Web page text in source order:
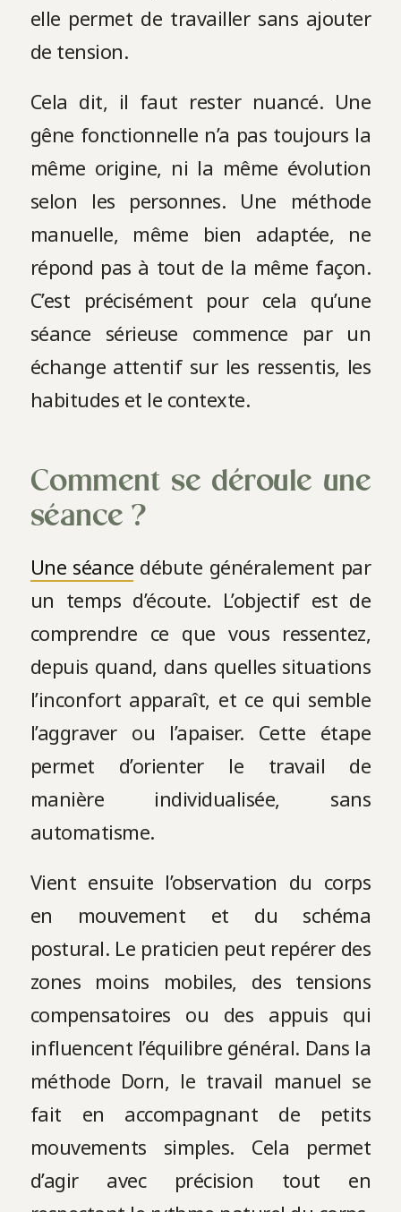
elle permet de travailler sans ajouter
de tension.
Cela dit, il faut rester nuancé. Une
gêne fonctionnelle n’a pas toujours la
même origine, ni la même évolution
selon les personnes. Une méthode
manuelle, même bien adaptée, ne
répond pas à tout de la même façon.
C’est précisément pour cela qu’une
séance sérieuse commence par un
échange attentif sur les ressentis, les
habitudes et le contexte.
Comment se déroule une
séance ?
Une séance débute généralement par
un temps d’écoute. L’objectif est de
comprendre ce que vous ressentez,
depuis quand, dans quelles situations
l’inconfort apparaît, et ce qui semble
l’aggraver ou l’apaiser. Cette étape
permet d’orienter le travail de
manière individualisée, sans
automatisme.
Vient ensuite l’observation du corps
en mouvement et du schéma
postural. Le praticien peut repérer des
zones moins mobiles, des tensions
compensatoires ou des appuis qui
influencent l’équilibre général. Dans la
méthode Dorn, le travail manuel se
fait en accompagnant de petits
mouvements simples. Cela permet
d’agir avec précision tout en